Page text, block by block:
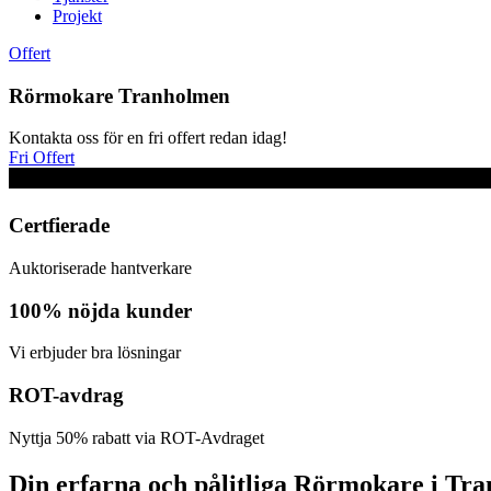
Projekt
Offert
Rörmokare Tranholmen
Kontakta oss för en fri offert redan idag!
Fri Offert
Certfierade
Auktoriserade hantverkare
100% nöjda kunder
Vi erbjuder bra lösningar
ROT-avdrag
Nyttja 50% rabatt via ROT-Avdraget
Din erfarna och pålitliga Rörmokare i